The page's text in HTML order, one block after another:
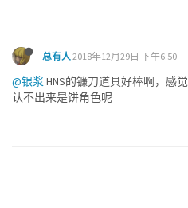
总有人 2018年12月29日 下午6:50
@银浆 HNS的镰刀道具好棒啊，感
认不出来是饼角色呢